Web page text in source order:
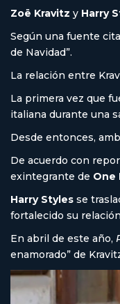
Zoë Kravitz y Harry
Según una fuente
de Navidad”.
La relación entre
La primera vez que
italiana durante una
Desde entonces,
De acuerdo con
exintegrante de One
Harry Styles se
fortalecido su
En abril de este año,
enamorado” de